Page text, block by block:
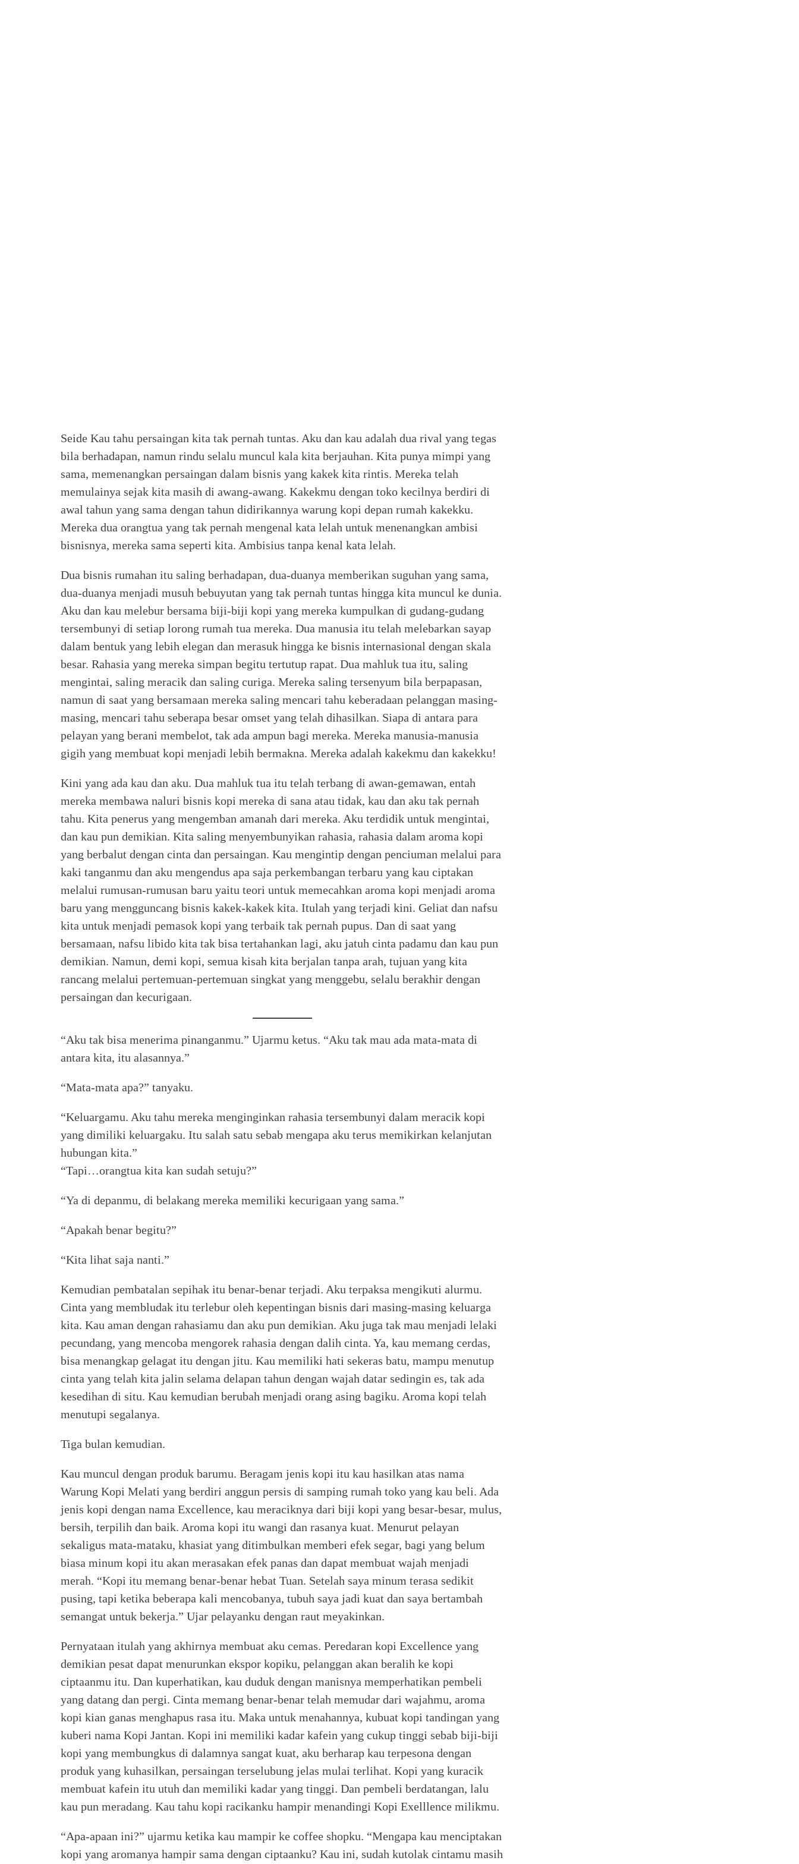
Seide Kau tahu persaingan kita tak pernah tuntas. Aku dan kau adalah dua rival yang tegas
bila berhadapan, namun rindu selalu muncul kala kita berjauhan. Kita punya mimpi yang
sama, memenangkan persaingan dalam bisnis yang kakek kita rintis. Mereka telah
memulainya sejak kita masih di awang-awang. Kakekmu dengan toko kecilnya berdiri di
awal tahun yang sama dengan tahun didirikannya warung kopi depan rumah kakekku.
Mereka dua orangtua yang tak pernah mengenal kata lelah untuk menenangkan ambisi
bisnisnya, mereka sama seperti kita. Ambisius tanpa kenal kata lelah.
Dua bisnis rumahan itu saling berhadapan, dua-duanya memberikan suguhan yang sama,
dua-duanya menjadi musuh bebuyutan yang tak pernah tuntas hingga kita muncul ke dunia.
Aku dan kau melebur bersama biji-biji kopi yang mereka kumpulkan di gudang-gudang
tersembunyi di setiap lorong rumah tua mereka. Dua manusia itu telah melebarkan sayap
dalam bentuk yang lebih elegan dan merasuk hingga ke bisnis internasional dengan skala
besar. Rahasia yang mereka simpan begitu tertutup rapat. Dua mahluk tua itu, saling
mengintai, saling meracik dan saling curiga. Mereka saling tersenyum bila berpapasan,
namun di saat yang bersamaan mereka saling mencari tahu keberadaan pelanggan masing-
masing, mencari tahu seberapa besar omset yang telah dihasilkan. Siapa di antara para
pelayan yang berani membelot, tak ada ampun bagi mereka. Mereka manusia-manusia
gigih yang membuat kopi menjadi lebih bermakna. Mereka adalah kakekmu dan kakekku!
Kini yang ada kau dan aku. Dua mahluk tua itu telah terbang di awan-gemawan, entah
mereka membawa naluri bisnis kopi mereka di sana atau tidak, kau dan aku tak pernah
tahu. Kita penerus yang mengemban amanah dari mereka. Aku terdidik untuk mengintai,
dan kau pun demikian. Kita saling menyembunyikan rahasia, rahasia dalam aroma kopi
yang berbalut dengan cinta dan persaingan. Kau mengintip dengan penciuman melalui para
kaki tanganmu dan aku mengendus apa saja perkembangan terbaru yang kau ciptakan
melalui rumusan-rumusan baru yaitu teori untuk memecahkan aroma kopi menjadi aroma
baru yang mengguncang bisnis kakek-kakek kita. Itulah yang terjadi kini. Geliat dan nafsu
kita untuk menjadi pemasok kopi yang terbaik tak pernah pupus. Dan di saat yang
bersamaan, nafsu libido kita tak bisa tertahankan lagi, aku jatuh cinta padamu dan kau pun
demikian. Namun, demi kopi, semua kisah kita berjalan tanpa arah, tujuan yang kita
rancang melalui pertemuan-pertemuan singkat yang menggebu, selalu berakhir dengan
persaingan dan kecurigaan.
“Aku tak bisa menerima pinanganmu.” Ujarmu ketus. “Aku tak mau ada mata-mata di
antara kita, itu alasannya.”
“Mata-mata apa?” tanyaku.
“Keluargamu. Aku tahu mereka menginginkan rahasia tersembunyi dalam meracik kopi
yang dimiliki keluargaku. Itu salah satu sebab mengapa aku terus memikirkan kelanjutan
hubungan kita.”
“Tapi…orangtua kita kan sudah setuju?”
“Ya di depanmu, di belakang mereka memiliki kecurigaan yang sama.”
“Apakah benar begitu?”
“Kita lihat saja nanti.”
Kemudian pembatalan sepihak itu benar-benar terjadi. Aku terpaksa mengikuti alurmu.
Cinta yang membludak itu terlebur oleh kepentingan bisnis dari masing-masing keluarga
kita. Kau aman dengan rahasiamu dan aku pun demikian. Aku juga tak mau menjadi lelaki
pecundang, yang mencoba mengorek rahasia dengan dalih cinta. Ya, kau memang cerdas,
bisa menangkap gelagat itu dengan jitu. Kau memiliki hati sekeras batu, mampu menutup
cinta yang telah kita jalin selama delapan tahun dengan wajah datar sedingin es, tak ada
kesedihan di situ. Kau kemudian berubah menjadi orang asing bagiku. Aroma kopi telah
menutupi segalanya.
Tiga bulan kemudian.
Kau muncul dengan produk barumu. Beragam jenis kopi itu kau hasilkan atas nama
Warung Kopi Melati yang berdiri anggun persis di samping rumah toko yang kau beli. Ada
jenis kopi dengan nama Excellence, kau meraciknya dari biji kopi yang besar-besar, mulus,
bersih, terpilih dan baik. Aroma kopi itu wangi dan rasanya kuat. Menurut pelayan
sekaligus mata-mataku, khasiat yang ditimbulkan memberi efek segar, bagi yang belum
biasa minum kopi itu akan merasakan efek panas dan dapat membuat wajah menjadi
merah. “Kopi itu memang benar-benar hebat Tuan. Setelah saya minum terasa sedikit
pusing, tapi ketika beberapa kali mencobanya, tubuh saya jadi kuat dan saya bertambah
semangat untuk bekerja.” Ujar pelayanku dengan raut meyakinkan.
Pernyataan itulah yang akhirnya membuat aku cemas. Peredaran kopi Excellence yang
demikian pesat dapat menurunkan ekspor kopiku, pelanggan akan beralih ke kopi
ciptaanmu itu. Dan kuperhatikan, kau duduk dengan manisnya memperhatikan pembeli
yang datang dan pergi. Cinta memang benar-benar telah memudar dari wajahmu, aroma
kopi kian ganas menghapus rasa itu. Maka untuk menahannya, kubuat kopi tandingan yang
kuberi nama Kopi Jantan. Kopi ini memiliki kadar kafein yang cukup tinggi sebab biji-biji
kopi yang membungkus di dalamnya sangat kuat, aku berharap kau terpesona dengan
produk yang kuhasilkan, persaingan terselubung jelas mulai terlihat. Kopi yang kuracik
membuat kafein itu utuh dan memiliki kadar yang tinggi. Dan pembeli berdatangan, lalu
kau pun meradang. Kau tahu kopi racikanku hampir menandingi Kopi Exelllence milikmu.
“Apa-apaan ini?” ujarmu ketika kau mampir ke coffee shopku. “Mengapa kau menciptakan
kopi yang aromanya hampir sama dengan ciptaanku? Kau ini, sudah kutolak cintamu masih